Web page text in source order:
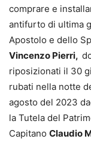
comprare e
antifurto di ultima
Apostolo e dello
Vincenzo Pierri,
riposizionati il 30
rubati nella notte
agosto del 2023
la Tutela del
Capitano Claudio